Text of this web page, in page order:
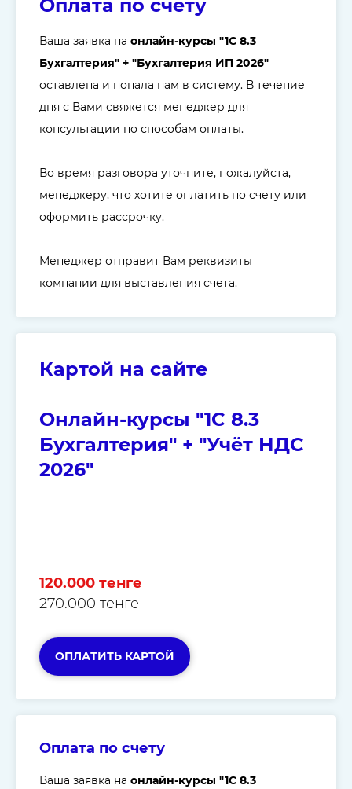
Оплата по счету
Ваша заявка на онлайн-курсы "1C 8.3
Бухгалтерия" + "Бухгалтерия ИП 2026"
оставлена и попала нам в систему. В течение
дня с Вами свяжется менеджер для
консультации по способам оплаты.
Во время разговора уточните, пожалуйста,
менеджеру, что хотите оплатить по счету или
оформить рассрочку.
Менеджер отправит Вам реквизиты
компании для выставления счета.
Картой на сайте
Онлайн-курсы "1C 8.3
Бухгалтерия" + "Учёт НДС
2026"
120.000 тенге
270.000 тенге
ОПЛАТИТЬ КАРТОЙ
Оплата по счету
Ваша заявка на онлайн-курсы "1C 8.3